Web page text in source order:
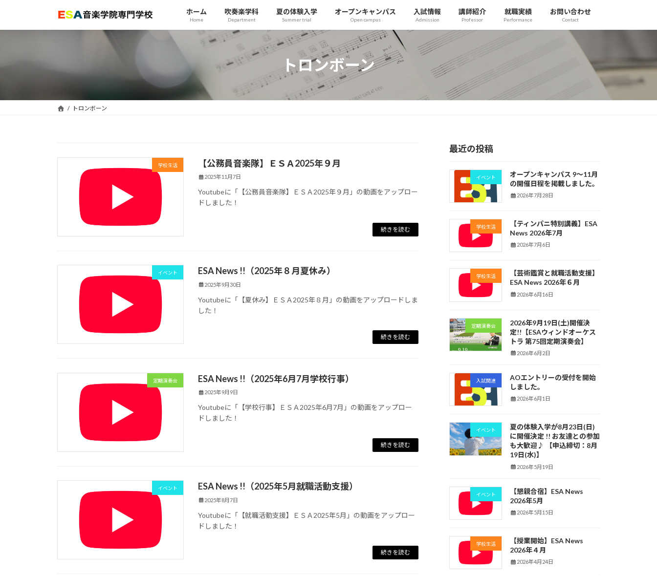
テ
へ
ッ
ゲ
ョ
移
ホーム
Home
吹奏楽学科
Department
夏の体験入学
Summer trial
オープンキャンパス
Open campus
入試情報
Admission
講師紹介
Professor
就職実績
Performance
お問い合わせ
Contact
トロンボーン
トロンボーン
学校生活 【公務員音楽隊】ＥＳＡ2025年９月
2025年11月7日
Youtubeに「【公務員音楽隊】ＥＳＡ2025年９月」の動画をアップロー
ドしました！
続きを読む
イベント ESA News !!（2025年８月夏休み）
2025年9月30日
Youtubeに「【夏休み】ＥＳＡ2025年８月」の動画をアップロードしま
した！
続きを読む
定期演奏会 ESA News !!（2025年6月7月学校行事）
2025年9月9日
Youtubeに「【学校行事】ＥＳＡ2025年6月7月」の動画をアップロー
ドしました！
続きを読む
イベント ESA News !!（2025年5月就職活動支援）
2025年8月7日
Youtubeに「【就職活動支援】ＥＳＡ2025年5月」の動画をアップロー
ドしました！
続きを読む
最近の投稿
イベント
オープンキャンパス 9〜11月
の開催日程を掲載しました。
2026年7月28日
学校生活
【ティンパニ特別講義】ESA
News 2026年7月
2026年7月6日
学校生活
【芸術鑑賞と就職活動支援】
ESA News 2026年６月
2026年6月16日
定期演奏会
2026年9月19日(土)開催決
定!!【ESAウィンドオーケス
トラ 第75回定期演奏会】
2026年6月2日
入試関連
AOエントリーの受付を開始
しました。
2026年6月1日
イベント
夏の体験入学が8月23日(日)
に開催決定 !! お友達との参加
も大歓迎♪ 【申込締切：8月
19日(水)】
2026年5月19日
イベント
【懇親合宿】ESA News
2026年5月
2026年5月15日
学校生活
【授業開始】ESA News
2026年４月
2026年4月24日